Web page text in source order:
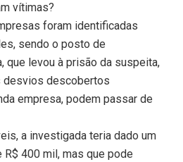
vítimas?
foram identificadas
sendo o posto de
que levou à prisão da suspeita,
desvios descobertos
empresa, podem passar de
a investigada teria dado um
400 mil, mas que pode